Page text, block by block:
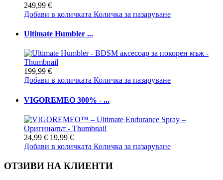
249,99 €
Добави в количката Количка за пазаруване
Ultimate Humbler ...
199,99 €
Добави в количката Количка за пазаруване
VIGOREMEO 300% - ...
24,99 € 19,99 €
Добави в количката Количка за пазаруване
ОТЗИВИ НА КЛИЕНТИ